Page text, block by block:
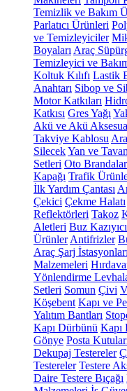
Temizlik ve Bakım
Parlatıcı Ürünleri
ve Temizleyiciler
Boyaları Araç
Temizleyici ve
Koltuk Kılıfı Lastik
Anahtarı Sibop ve
Motor Katkıları
Katkısı Gres Yağı
Akü ve Akü
Takviye Kablosu
SilecekYan ve
Setleri Oto
Kapağı Trafik
İlk Yardım Çantası
Çekici Çekme Halatı
Reflektörleri Takoz
Aletleri Buz Kazıyıcı
Ürünler Antifrizler
Araç Şarj İstasyonları
Malzemeleri
Yönlendirme
Setleri Somun Çivi
Köşebent Kapı ve
Yalıtım Bantları
Kapı Dürbünü Kapı
Gönye Posta
Dekupaj Testereler
Testereler Testere
Daire Testere Bıçağı